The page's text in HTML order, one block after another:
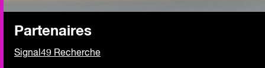
Partenaires
Signal49 Recherche